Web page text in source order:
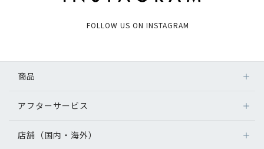
FOLLOW US ON INSTAGRAM
商品
アフターサービス
店舗（国内・海外）